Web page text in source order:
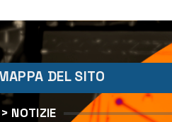
DEL SITO
> NOTIZIE